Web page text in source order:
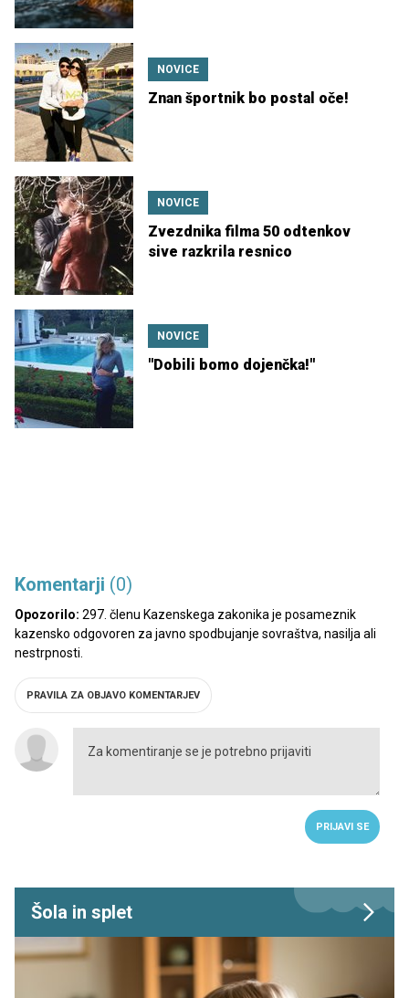
NOVICE
Znan športnik bo postal oče!
NOVICE
Zvezdnika filma 50 odtenkov
sive razkrila resnico
NOVICE
''Dobili bomo dojenčka!''
Komentarji (0)
Opozorilo: 297. členu Kazenskega zakonika je posameznik
kazensko odgovoren za javno spodbujanje sovraštva, nasilja ali
nestrpnosti.
PRAVILA ZA OBJAVO KOMENTARJEV
PRIJAVI SE
Šola in splet